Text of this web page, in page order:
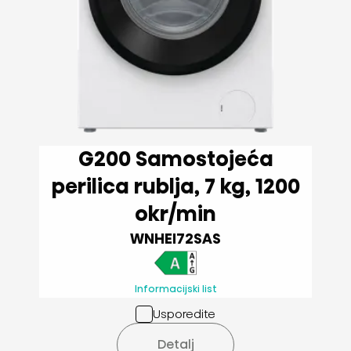
G200 Samostojeća
perilica rublja, 7 kg, 1200
okr/min
WNHEI72SAS
Informacijski list
Usporedite
Detalj